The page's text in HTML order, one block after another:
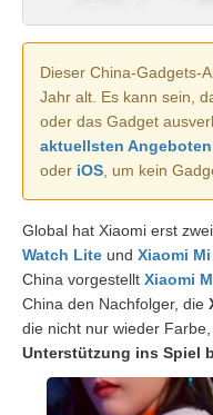
Dieser China-Gadgets-
Jahr alt. Es kann sein,
oder das Gadget
aktuellsten
oder iOS , um kein
Global hat Xiaomi erst
Watch Lite und Xiaomi
China vorgestellt Xiaomi
China den Nachfolger, die
die nicht nur wieder
Unterstützung ins Spiel